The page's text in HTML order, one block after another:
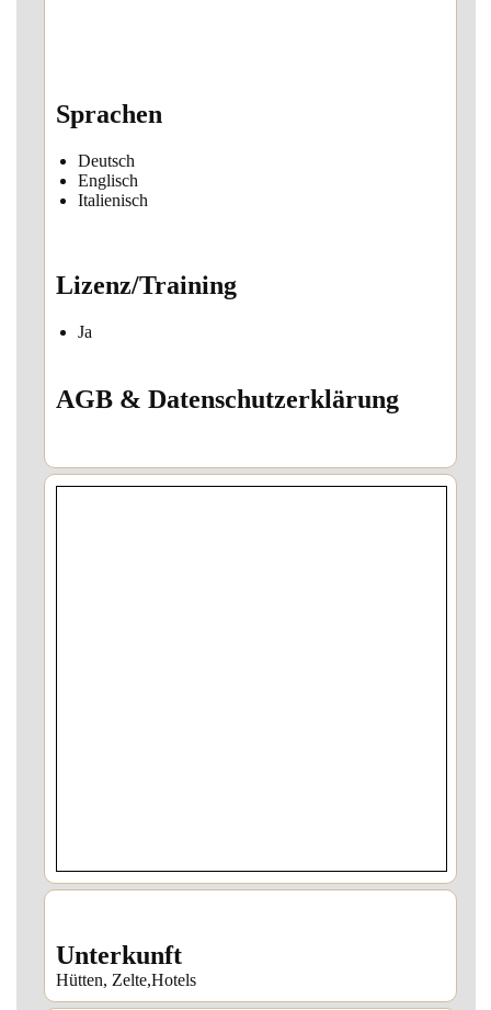
Sprachen
Deutsch
Englisch
Italienisch
Lizenz/Training
Ja
AGB & Datenschutzerklärung
Unterkunft
Hütten, Zelte,Hotels